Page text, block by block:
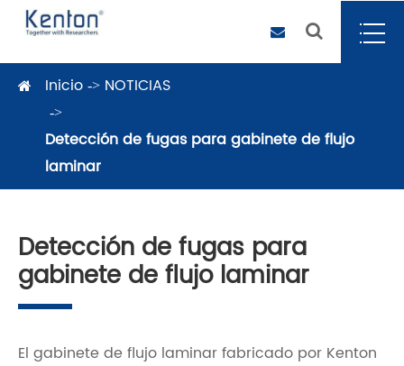
Inicio NOTICIAS
Detección de fugas para gabinete de flujo
laminar
Detección de fugas para
gabinete de flujo laminar
El gabinete de flujo laminar fabricado por Kenton